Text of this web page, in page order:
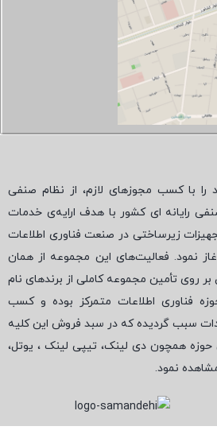
را با کسب مجوزهای لازم، از نظام صنفی
رایانه ای کشور با هدف ارایه‌ی خدمات
زیرساختی در صنعت فناوری اطلاعات
نمود. فعالیت‌های این مجموعه از همان
روی تأمین مجموعه کاملی از برندهای نام
فناوری اطلاعات متمرکز بوده و کسب
سبب گردیده که در سبد فروش این کلیه
حوزه همچون دی لینک، تیپی لینک ، یوتل،
نمود.